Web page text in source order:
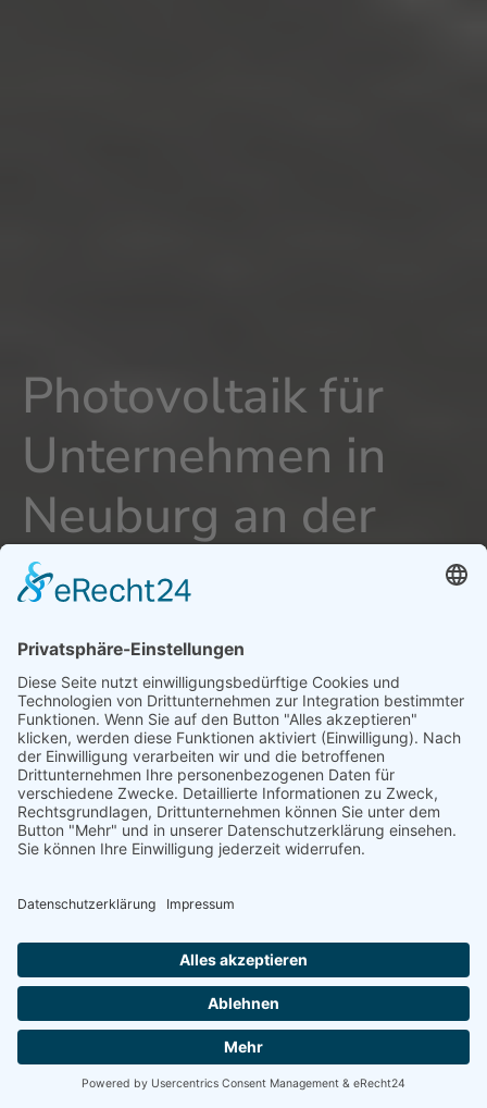
Photovoltaik für
Unternehmen in
Neuburg an der
Donau -
Energetische
Sanierung Bayern
Maximale Energieeffizienz für Ihr
Unternehmen
Willkommen bei Energetische Sanierung Bayern –
Ihrem Experten für Photovoltaik für Unternehmen in
Neuburg an der Donau, speziell für Gewerbekunden und
umfassender Full-Service-Ansatz garantiert Ihnen eine
der Planung bis zur finalen Inbetriebnahme.
100% kostenloses Erstgespräch